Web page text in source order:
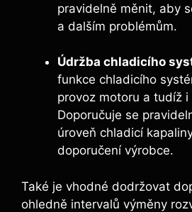
pravidelně měnit, aby
a dalším problémům.
Údržba chladicího
funkce chladicího
provoz motoru a tudíž i
Doporučuje se
úroveň chladicí
doporučení výrobce.
Také je vhodné dodržovat
ohledně intervalů výměny